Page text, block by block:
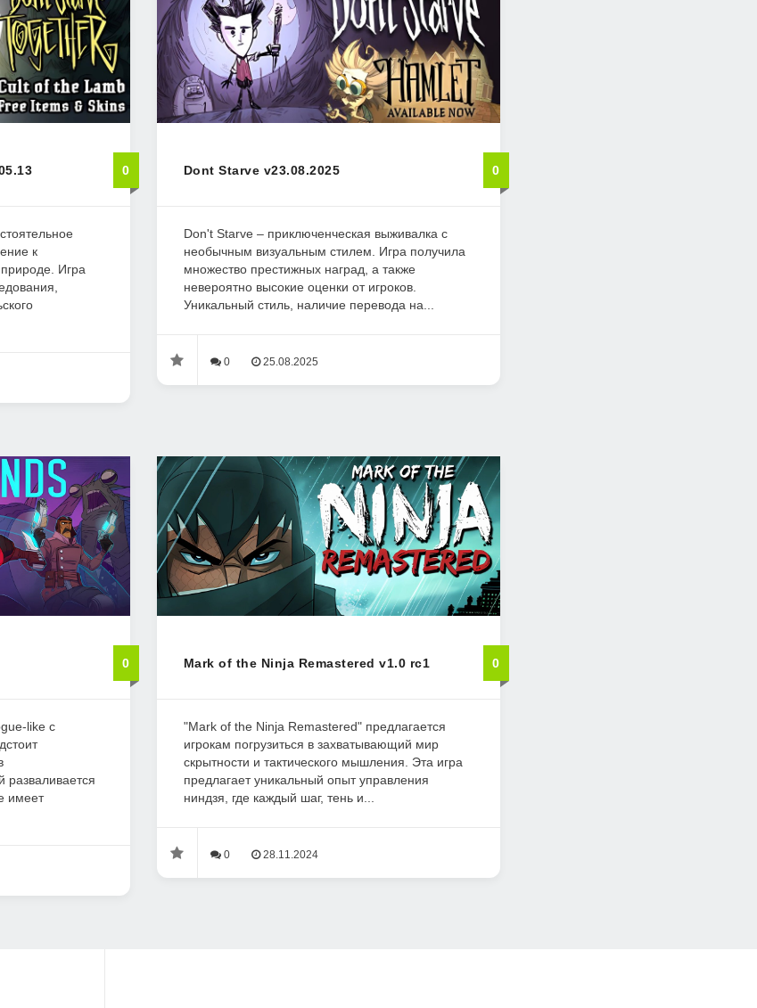
0
к
Игра
Dont Starve v23.08.2025 0
Don't Starve – приключенческая выживалка с
необычным визуальным стилем. Игра получила
множество престижных наград, а также
невероятно высокие оценки от игроков.
Уникальный стиль, наличие перевода на...
0 25.08.2025
0
like с
разваливается
имеет
Mark of the Ninja Remastered v1.0 rc1 0
"Mark of the Ninja Remastered" предлагается
игрокам погрузиться в захватывающий мир
скрытности и тактического мышления. Эта игра
предлагает уникальный опыт управления
ниндзя, где каждый шаг, тень и...
0 28.11.2024